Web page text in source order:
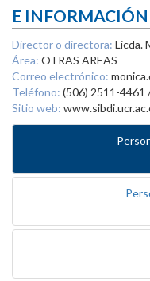
E INFORMACIÓN
Director o directora: Licda.
Área: OTRAS AREAS
Correo electrónico:
Teléfono: (506) 2511-4461
Sitio web: